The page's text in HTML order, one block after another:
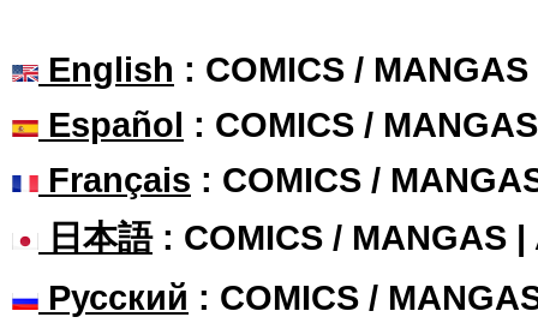
English : COMICS /
Español : COMICS /
Français : COMICS /
日本語: COMICS / MANGAS |
Русский : COMICS /